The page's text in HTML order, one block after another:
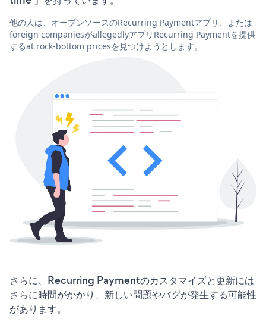
他の人は、オープンソースのRecurring Paymentアプリ、または
foreign companiesがallegedlyアプリRecurring Paymentを提供
するat rock-bottom pricesを見つけようとします。
さらに、Recurring Paymentのカスタマイズと更新には
さらに時間がかかり、新しい問題やバグが発生する可能性
があります。